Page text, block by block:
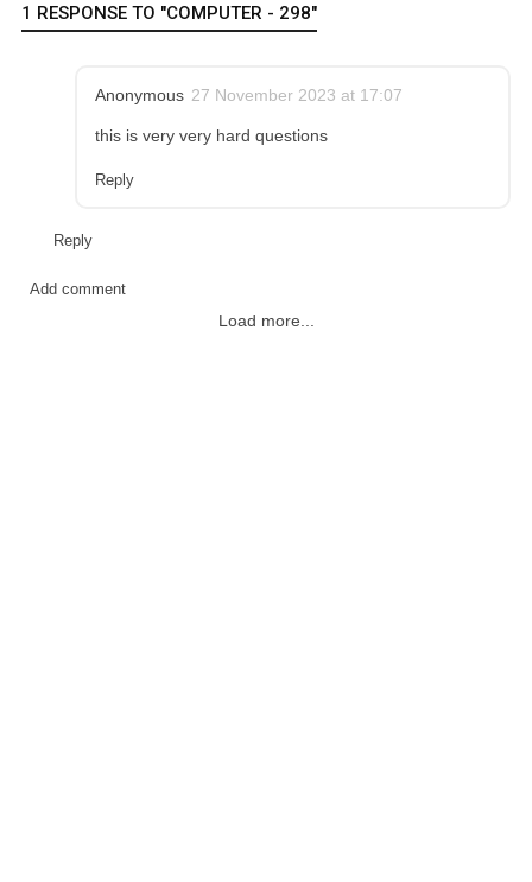
1 RESPONSE TO "COMPUTER - 298"
Anonymous 27 November 2023 at 17:07
this is very very hard questions
Reply
Reply
Add comment
Load more...